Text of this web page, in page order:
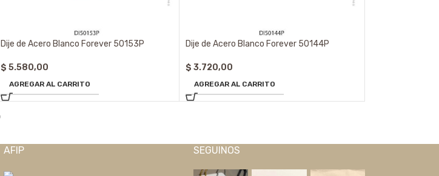
Dije de Acero Blanco Forever 50153P
$ 5.580,00
AGREGAR AL CARRITO
Dije de Acero Blanco Forever 50144P
$ 3.720,00
AGREGAR AL CARRITO
AFIP SEGUINOS